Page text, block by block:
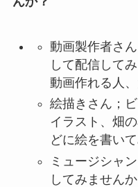
動画製作者さ
して配信して
動画作れる人
絵描きさん；
イラスト、畑
どに絵を書い
ミュージシャ
してみません